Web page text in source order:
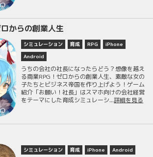
からの創業人生
シミュレーション 育成 RPG
iPhone
Android
うちの会社の社長になったらどう？想像を越え
る商業RPG！ゼロからの創業人生、素敵な女の
子たちとビジネス帝国を作り上げよう！ゲーム
紹介「お願い！社長」はスマホ向けの会社経営
をテーマにした育成シミュレーシ...詳細を見る
シミュレーション 育成 iPhone Android